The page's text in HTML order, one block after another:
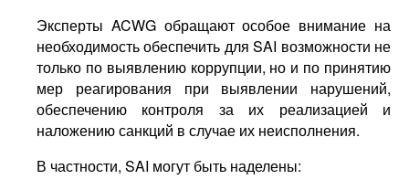
Эксперты ACWG обращают особое внимание на
необходимость обеспечить для SAI возможности не
только по выявлению коррупции, но и по принятию
мер реагирования при выявлении нарушений,
обеспечению контроля за их реализацией и
наложению санкций в случае их неисполнения.
В частности, SAI могут быть наделены: